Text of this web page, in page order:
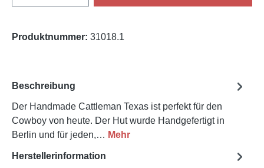
Produktnummer: 31018.1
Beschreibung
Der Handmade Cattleman Texas ist perfekt für den
Cowboy von heute. Der Hut wurde Handgefertigt in
Berlin und für jeden,… Mehr
Herstellerinformation